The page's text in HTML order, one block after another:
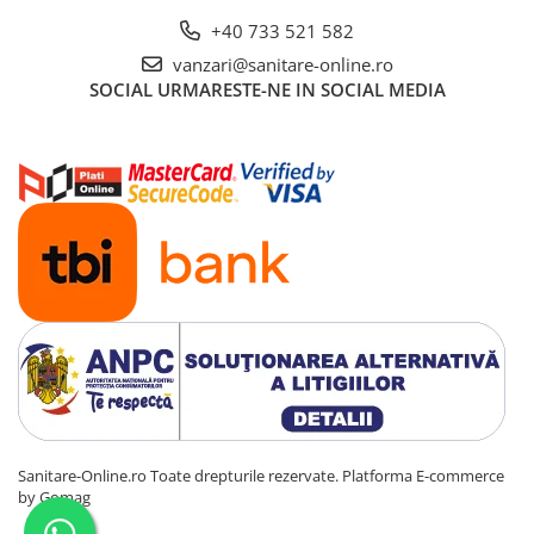
+40 733 521 582
vanzari@sanitare-online.ro
SOCIAL URMARESTE-NE IN SOCIAL MEDIA
Sanitare-Online.ro Toate drepturile rezervate. Platforma E-commerce
by Gomag